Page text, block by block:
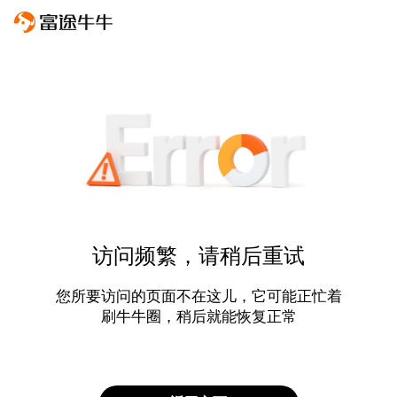
访问频繁，请稍后重试
您所要访问的页面不在这儿，它可能正忙着
刷牛牛圈，稍后就能恢复正常